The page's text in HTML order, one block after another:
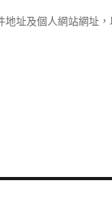
址及個人網站網址